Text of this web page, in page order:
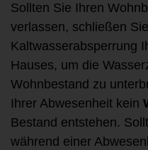
Sollten Sie Ihren
verlassen, schließen
Kaltwasserabsperrung
Hauses, um die
Wohnbestand zu
Ihrer Abwesenheit kein
Bestand entstehen.
während einer